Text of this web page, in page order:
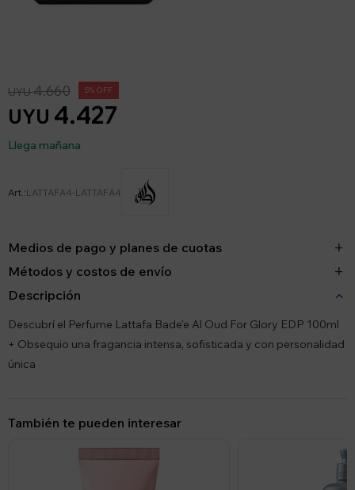
UYU 4.427
UYU4.660 5
Llega mañana
LATTAFA4-LATTAFA4
Medios de pago y planes de cuotas
Métodos y costos de envío
Descripción
Descubrí el Perfume Lattafa Bade'e Al Oud For Glory EDP 100ml
+ Obsequio una fragancia intensa, sofisticada y con personalidad
única
También te pueden interesar